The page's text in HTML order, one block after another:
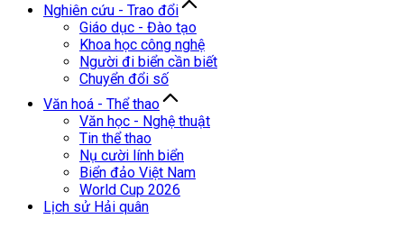
Nghiên cứu - Trao đổi
Giáo dục - Đào tạo
Khoa học công nghệ
Người đi biển cần biết
Chuyển đổi số
Văn hoá - Thể thao
Văn học - Nghệ thuật
Tin thể thao
Nụ cười lính biển
Biển đảo Việt Nam
World Cup 2026
Lịch sử Hải quân